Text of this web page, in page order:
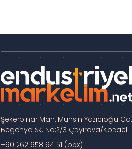
Şekerpınar Mah. Muhsin Yazıcıoğlu Cd.
Begonya Sk. No:2/3 Çayırova/Kocaeli
+90 262 658 94 61 (pbx)